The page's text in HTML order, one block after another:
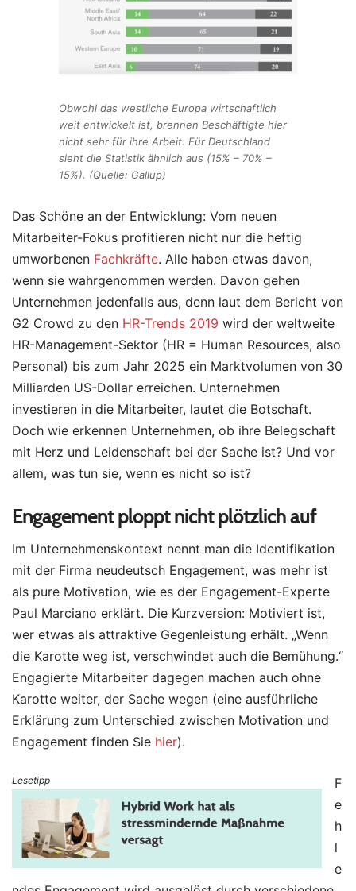
Obwohl das westliche Europa wirtschaftlich
weit entwickelt ist, brennen Beschäftigte hier
nicht sehr für ihre Arbeit. Für Deutschland
sieht die Statistik ähnlich aus (15% – 70% –
15%). (Quelle: Gallup)
Das Schöne an der Entwicklung: Vom neuen
Mitarbeiter-Fokus profitieren nicht nur die heftig
umworbenen Fachkräfte. Alle haben etwas davon,
wenn sie wahrgenommen werden. Davon gehen
Unternehmen jedenfalls aus, denn laut dem Bericht von
G2 Crowd zu den HR-Trends 2019 wird der weltweite
HR-Management-Sektor (HR = Human Resources, also
Personal) bis zum Jahr 2025 ein Marktvolumen von 30
Milliarden US-Dollar erreichen. Unternehmen
investieren in die Mitarbeiter, lautet die Botschaft.
Doch wie erkennen Unternehmen, ob ihre Belegschaft
mit Herz und Leidenschaft bei der Sache ist? Und vor
allem, was tun sie, wenn es nicht so ist?
Engagement ploppt nicht plötzlich auf
Im Unternehmenskontext nennt man die Identifikation
mit der Firma neudeutsch Engagement, was mehr ist
als pure Motivation, wie es der Engagement-Experte
Paul Marciano erklärt. Die Kurzversion: Motiviert ist,
wer etwas als attraktive Gegenleistung erhält. „Wenn
die Karotte weg ist, verschwindet auch die Bemühung.“
Engagierte Mitarbeiter dagegen machen auch ohne
Karotte weiter, der Sache wegen (eine ausführliche
Erklärung zum Unterschied zwischen Motivation und
Engagement finden Sie hier).
Lesetipp
F
e
h
l
e